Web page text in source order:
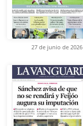
27 de junio de 2026